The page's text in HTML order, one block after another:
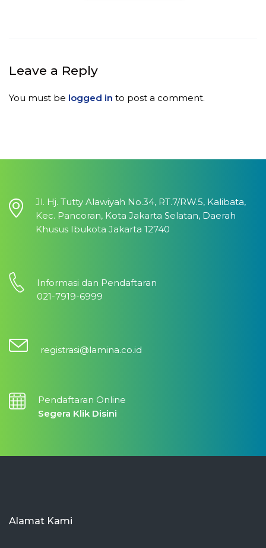
Leave a Reply
You must be logged in to post a comment.
Jl. Hj. Tutty Alawiyah No.34, RT.7/RW.5, Kalibata,
Kec. Pancoran, Kota Jakarta Selatan, Daerah
Khusus Ibukota Jakarta 12740
Informasi dan Pendaftaran
021-7919-6999
registrasi@lamina.co.id
Pendaftaran Online
Segera Klik Disini
Alamat Kami